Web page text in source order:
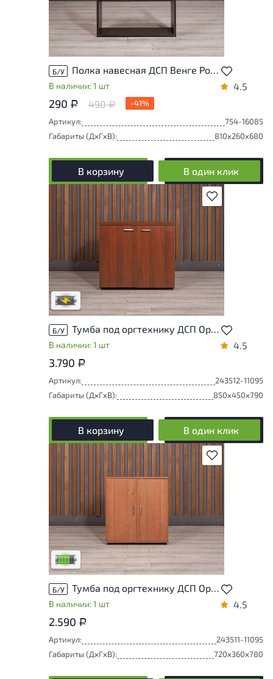
Б/У Полка навесная ДСП Венге Россия
В наличии: 1 шт 4.5
290 Р 490Р
-41%
Артикул:
754-16085
Габариты (ДxГxВ):
810x260x680
В корзину В один клик
В избранное
Степень износа находится на стадии
проверки. Вы можете уточнить
дополнительную информацию у
сотрудников магазина
В обработке
Б/У Тумба под оргтехнику ДСП Орех Россия
В наличии: 1 шт 4.5
3.790 Р
Артикул:
243512-11095
Габариты (ДxГxВ):
850x450x790
В корзину В один клик
В избранное
У товара присутствуют незначительные
следы эксплуатации, не влияющие на
удобство его использования
Низкая степень износа
Б/У Тумба под оргтехнику ДСП Орех Россия
В наличии: 1 шт 4.5
2.590 Р
Артикул:
243511-11095
Габариты (ДxГxВ):
720x360x780